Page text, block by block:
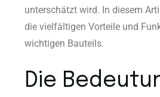
unterschätzt wird. In diesem
die vielfältigen Vorteile und
wichtigen Bauteils.
Die